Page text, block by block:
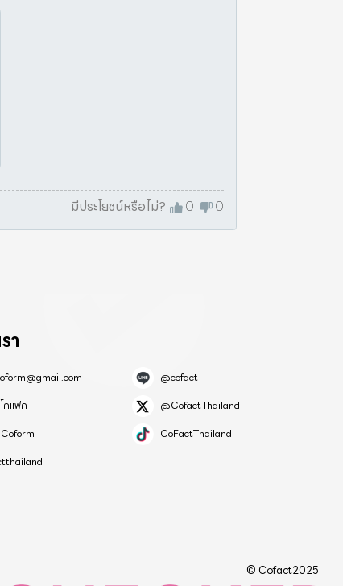
มีประโยชน์หรือไม่? 0 0
า
@cofact
คแฟค
@CofactThailand
CoFactThailand
© Cofact2025